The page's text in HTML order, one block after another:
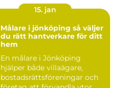
15. jan
Målare i jönköping så väljer
du rätt hantverkare för ditt
hem
En målare i Jönköping
hjälper både villaägare,
bostadsrättsföreningar och